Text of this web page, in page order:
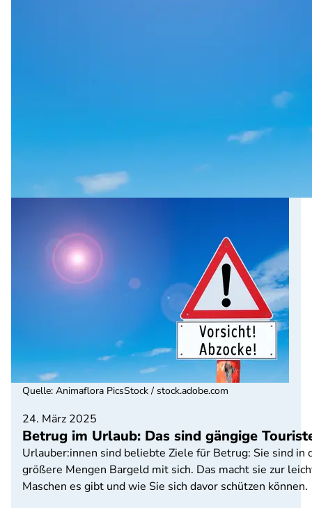
24. März 2025
Betrug im Urlaub: Das sind gängige
Urlauber:innen sind beliebte Ziele für Betrug: Sie sind
größere Mengen Bargeld mit sich. Das macht sie zur
Maschen es gibt und wie Sie sich davor schützen können.
Quelle: Animaflora PicsStock / stock.adobe.com